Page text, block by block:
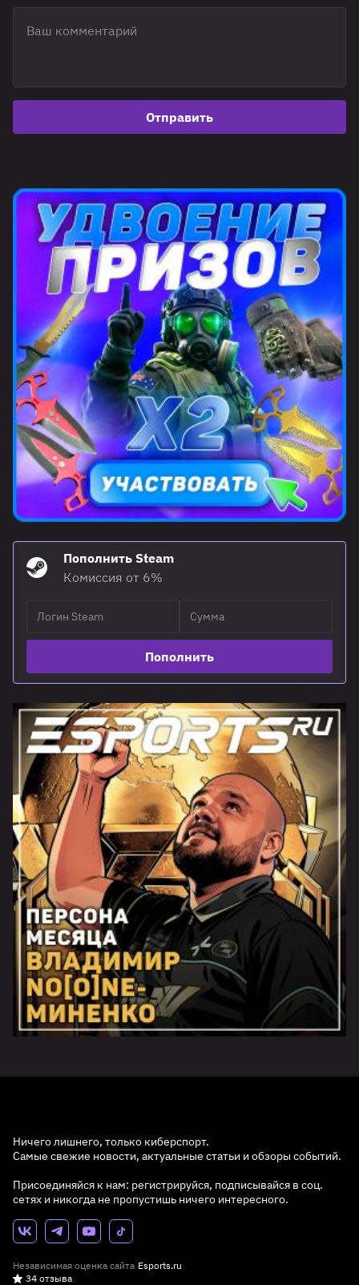
Отправить
Пополнить Steam
Комиссия от 6%
Пополнить
Ничего лишнего, только киберспорт.
Самые свежие новости, актуальные статьи и обзоры событий.
Присоединяйся к нам: регистрируйся, подписывайся в соц.
сетях и никогда не пропустишь ничего интересного.
Независимая оценка сайта Esports.ru
34 отзыва